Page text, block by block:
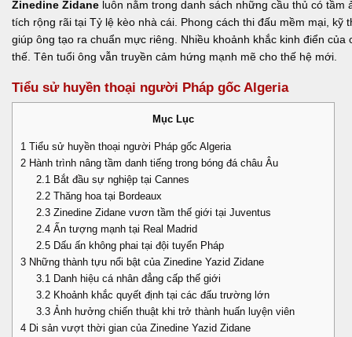
Zinedine Zidane luôn nằm trong danh sách những cầu thủ có
tích rộng rãi tại Tỷ lệ kèo nhà cái . Phong cách thi đấu mềm mại,
giúp ông tạo ra chuẩn mực riêng. Nhiều khoảnh khắc kinh điển
thế. Tên tuổi ông vẫn truyền cảm hứng mạnh mẽ cho thế hệ mới.
Tiểu sử huyền thoại người Pháp gốc Algeria
Mục Lục
1 Tiểu sử huyền thoại người Pháp gốc Algeria
2 Hành trình nâng tầm danh tiếng trong bóng đá châu Âu
2.1 Bắt đầu sự nghiệp tại Cannes
2.2Thăng hoa tại Bordeaux
2.3Zinedine Zidane vươn tầm thế giới tại Juventus
2.4Ấn tượng mạnh tại Real Madrid
2.5Dấu ấn không phai tại đội tuyển Pháp
3 Những thành tựu nổi bật của Zinedine Yazid Zidane
3.1 Danh hiệu cá nhân đẳng cấp thế giới
3.2Khoảnh khắc quyết định tại các đấu trường lớn
3.3Ảnh hưởng chiến thuật khi trở thành huấn luyện viên
4 Di sản vượt thời gian của Zinedine Yazid Zidane